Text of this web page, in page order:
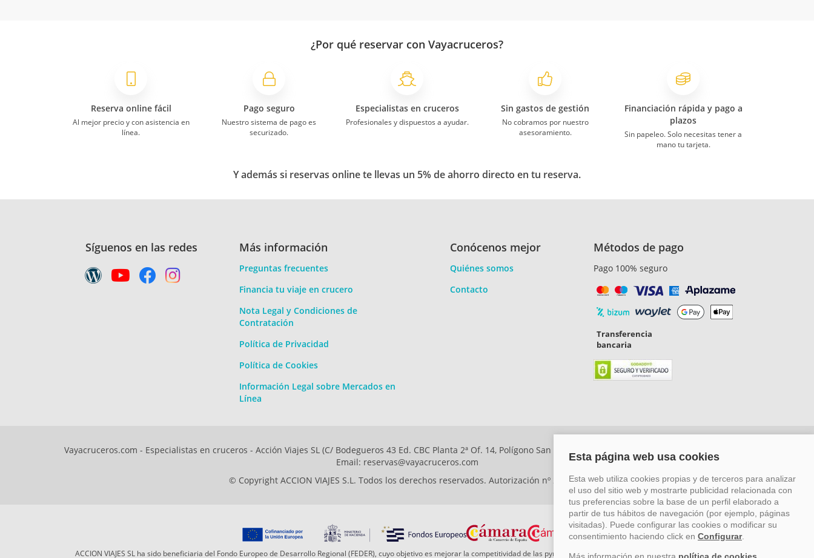
¿Por qué reservar con Vayacruceros?
Reserva online fácil
Al mejor precio y con asistencia en
línea.
Pago seguro
Nuestro sistema de pago es
securizado.
Especialistas en cruceros
Profesionales y dispuestos a ayudar.
Sin gastos de gestión
No cobramos por nuestro
asesoramiento.
Financiación rápida y pago a
plazos
Sin papeleo. Solo necesitas tener a
mano tu tarjeta.
Y además si reservas online te llevas un 5% de ahorro directo en tu reserva.
Síguenos en las redes Más información
Preguntas frecuentes
Financia tu viaje en crucero
Nota Legal y Condiciones de
Contratación
Política de Privacidad
Política de Cookies
Información Legal sobre Mercados en
Línea
Conócenos mejor
Quiénes somos
Contacto
Métodos de pago
Pago 100% seguro
Transferencia
bancaria
Vayacruceros.com - Especialistas en cruceros - Acción Viajes SL (C/ Bodegueros 43 Ed. CBC Planta 2ª Of. 14, Polígono San Rafael, Málaga. CP: 29006) Tel: +34 917 815 555 -
Email: reservas@vayacruceros.com
© Copyright ACCION VIAJES S.L. Todos los derechos reservados. Autorización nº 29780-2
ACCION VIAJES SL ha sido beneficiaria del Fondo Europeo de Desarrollo Regional (FEDER), cuyo objetivo es mejorar la competitividad de las pymes mediante el impulso de la innovación, el desarrollo